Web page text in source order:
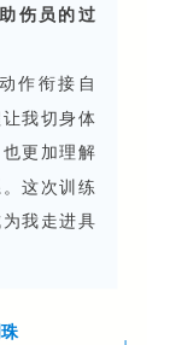
伤员的过
作衔接自
我切身体
更加理解
这次训练
我走进具